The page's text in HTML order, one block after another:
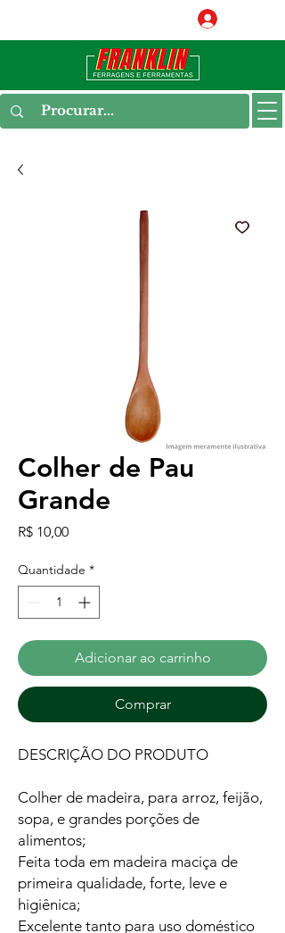
Colher de Pau
Grande
R$ 10,00Preço
Quantidade *
Adicionar ao carrinho
Comprar
DESCRIÇÃO DO PRODUTO
Colher de madeira, para arroz, feijão,
sopa, e grandes porções de
alimentos;
Feita toda em madeira maciça de
primeira qualidade, forte, leve e
higiênica;
Excelente tanto para uso doméstico